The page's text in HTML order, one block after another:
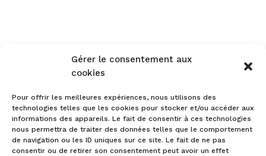
Gérer le consentement aux
cookies
Pour offrir les meilleures expériences, nous utilisons des
technologies telles que les cookies pour stocker et/ou accéder aux
informations des appareils. Le fait de consentir à ces technologies
nous permettra de traiter des données telles que le comportement
de navigation ou les ID uniques sur ce site. Le fait de ne pas
consentir ou de retirer son consentement peut avoir un effet